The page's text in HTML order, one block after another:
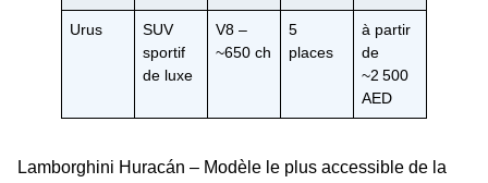
Urus
SUV
sportif
de luxe
V8 –
~650 ch
5
places
à partir
de
~2 500
AED
Lamborghini Huracán – Modèle le plus accessible de la